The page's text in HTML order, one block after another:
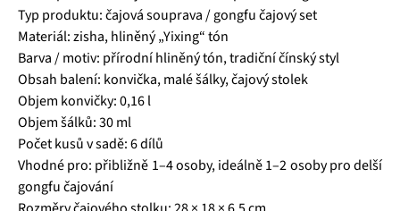
Typ produktu: čajová souprava / gongfu čajový set
Materiál: zisha, hliněný „Yixing“ tón
Barva / motiv: přírodní hliněný tón, tradiční čínský styl
Obsah balení: konvička, malé šálky, čajový stolek
Objem konvičky: 0,16 l
Objem šálků: 30 ml
Počet kusů v sadě: 6 dílů
Vhodné pro: přibližně 1–4 osoby, ideálně 1–2 osoby pro delší
gongfu čajování